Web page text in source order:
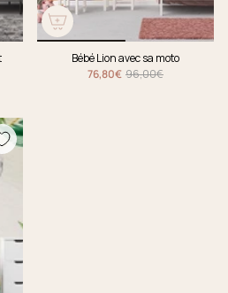
Bébé Lion avec sa moto
76,80€ 96,00€